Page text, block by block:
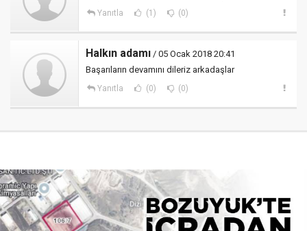
Yanıtla (1) (0)
Halkın adamı / 05 Ocak 2018 20:41
Başarıların devamını dileriz arkadaşlar
Yanıtla (0) (0)